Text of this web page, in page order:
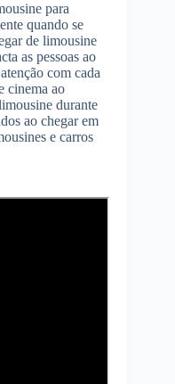
para
quando se
de limousine
as pessoas ao
com cada
cinema ao
durante
ao chegar em
e carros